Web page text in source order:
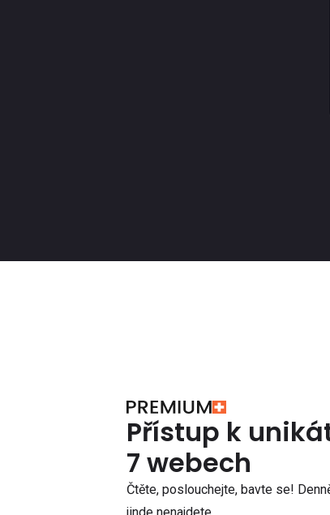
Přístup k
7 webech
Čtěte, poslouchejte, bavte se!